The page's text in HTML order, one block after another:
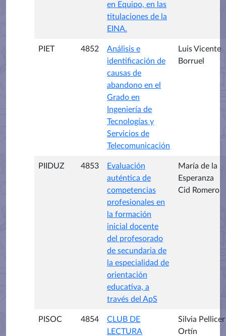
en Equipo, en las
titulaciones de la
EINA.
PIET 4852
Análisis e
identificación de
causas de
abandono en el
Grado en
Ingeniería de
Tecnologías y
Servicios de
Telecomunicación
Luis Vicente
Borruel
PIIDUZ 4853
Evaluación
auténtica de
competencias
profesionales en
la formación
inicial docente
del profesorado
de secundaria de
la especialidad de
orientación
educativa, a
través del ApS
María de la
Esperanza
Cid Romero
PISOC 4854
CLUB DE
LECTURA
Silvia Pellicer
Ortín